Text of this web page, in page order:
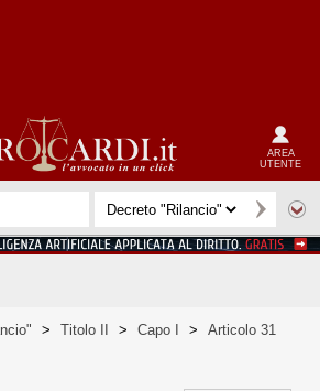
AREA
UTENTE
> Titolo II > Capo I >
Articolo 31